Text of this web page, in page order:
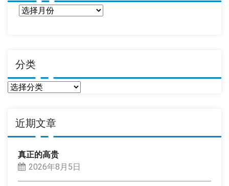
分类
分
近期文章
真正的高贵
2026年8月5日